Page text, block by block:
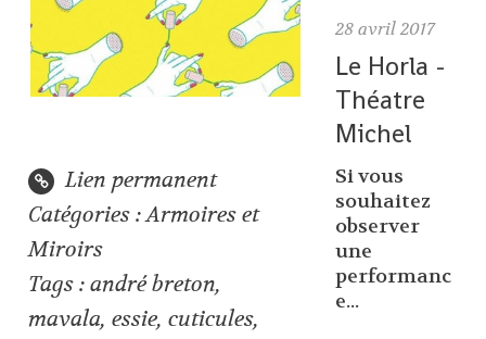
Lien permanent
Catégories :Armoires et
Miroirs
Tags :andré breton,
mavala,essie,cuticules,
28 avril 2017
Le Horla -
Théatre
Michel
Si vous
souhaitez
observer
une
performanc
e...